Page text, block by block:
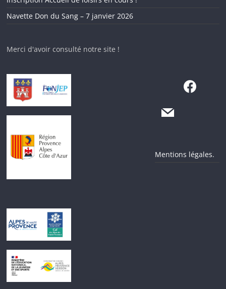
Navette Don du Sang – 7 janvier 2026
Merci d'avoir consulté notre site !
Mentions légales.